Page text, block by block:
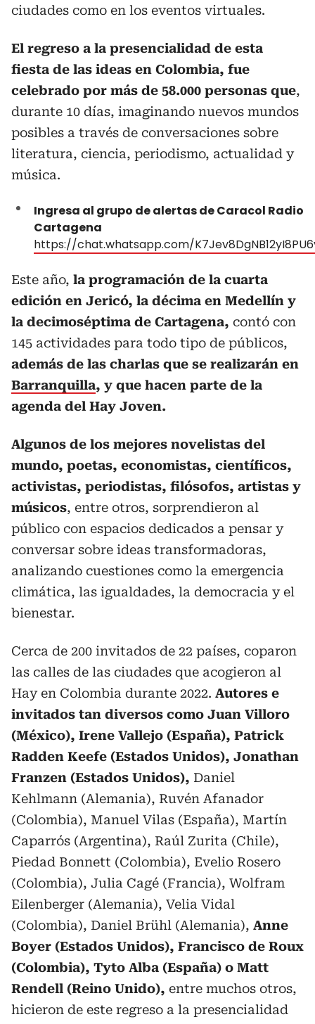
ciudades como en los eventos virtuales.
El regreso a la presencialidad de esta
fiesta de las ideas en Colombia, fue
celebrado por más de 58.000 personas que,
durante 10 días, imaginando nuevos mundos
posibles a través de conversaciones sobre
literatura, ciencia, periodismo, actualidad y
música.
Ingresa al grupo de alertas de Caracol Radio
Cartagena
https://chat.whatsapp.com/
Este año, la programación de la cuarta
edición en Jericó, la décima en Medellín y
la decimoséptima de Cartagena, contó con
145 actividades para todo tipo de públicos,
además de las charlas que se realizarán en
Barranquilla, y que hacen parte de la
agenda del Hay Joven.
Algunos de los mejores novelistas del
mundo, poetas, economistas, científicos,
activistas, periodistas, filósofos, artistas y
músicos, entre otros, sorprendieron al
público con espacios dedicados a pensar y
conversar sobre ideas transformadoras,
analizando cuestiones como la emergencia
climática, las igualdades, la democracia y el
bienestar.
Cerca de 200 invitados de 22 países, coparon
las calles de las ciudades que acogieron al
Hay en Colombia durante 2022. Autores e
invitados tan diversos como Juan Villoro
(México), Irene Vallejo (España), Patrick
Radden Keefe (Estados Unidos), Jonathan
Franzen (Estados Unidos), Daniel
Kehlmann (Alemania), Ruvén Afanador
(Colombia), Manuel Vilas (España), Martín
Caparrós (Argentina), Raúl Zurita (Chile),
Piedad Bonnett (Colombia), Evelio Rosero
(Colombia), Julia Cagé (Francia), Wolfram
Eilenberger (Alemania), Velia Vidal
(Colombia), Daniel Brühl (Alemania), Anne
Boyer (Estados Unidos), Francisco de Roux
(Colombia), Tyto Alba (España) o Matt
Rendell (Reino Unido), entre muchos otros,
hicieron de este regreso a la presencialidad